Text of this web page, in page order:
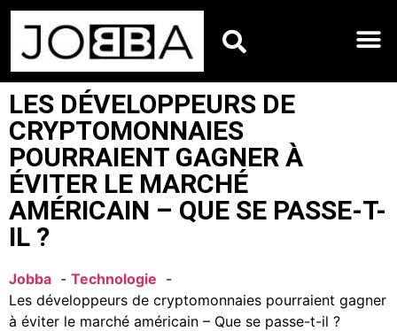
LES DÉVELOPPEURS DE
CRYPTOMONNAIES
POURRAIENT GAGNER À
ÉVITER LE MARCHÉ
AMÉRICAIN – QUE SE PASSE-T-
IL ?
Jobba
Technologie
Les développeurs de cryptomonnaies pourraient gagner
à éviter le marché américain – Que se passe-t-il ?